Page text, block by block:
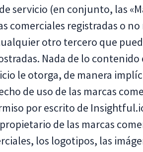
servicio (en conjunto, las
comerciales registradas o
otro tercero que
Nada de lo contenido
le otorga, de manera
de uso de las marcas
por escrito de
de las marcas
los logotipos, las